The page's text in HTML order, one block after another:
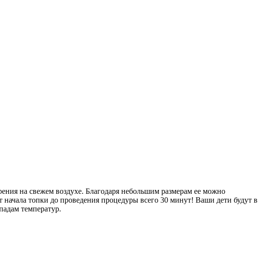
на свежем воздухе. Благодаря небольшим размерам ее можно
начала топки до проведения процедуры всего 30 минут! Ваши дети будут в
температур.